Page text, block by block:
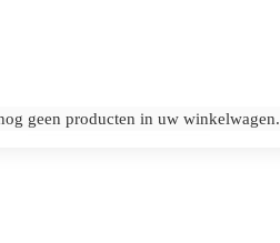
geen producten in uw winkelwagen.